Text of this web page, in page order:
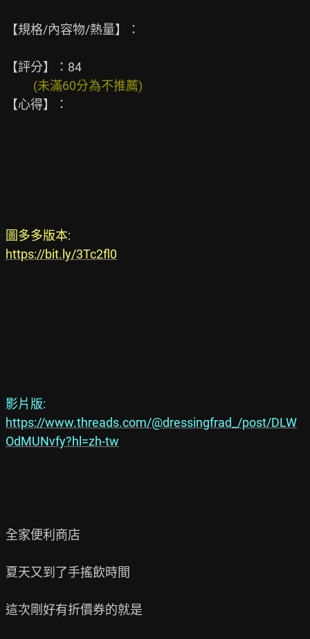
【規格/內容物/熱量】：
          (未滿60分為不推薦)
【心得】：
圖多多版本:
https://bit.ly/3Tc2fl0
https://www.threads.com/@dressingfrad_/post/DLW
OdMUNvfy?hl=zh-tw
全家便利商店
夏天又到了手搖飲時間